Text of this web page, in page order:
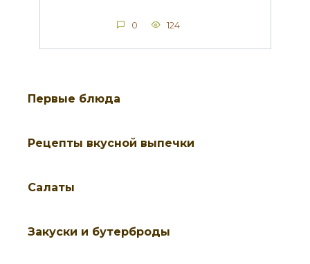
0 124
Первые блюда
Рецепты вкусной выпечки
Салаты
Закуски и бутерброды